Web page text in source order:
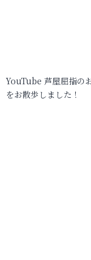
YouTube 芦屋屈指の
をお散歩しました！